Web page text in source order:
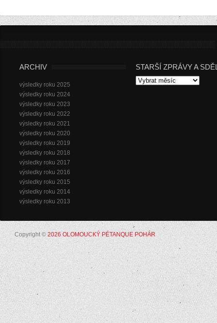
ARCHIV
výsledky roku 2025
výsledky roku 2024
výsledky roku 2023
výsledky roku 2022
výsledky roku 2021
výsledky roku 2020
výsledky roku 2019
výsledky roku 2018
výsledky roku 2017
výsledky roku 2016
výsledky roku 2015
výsledky roku 2014
výsledky roku 2013
STARŠÍ ZPRÁVY A
Starší
zprávy
Copyright © 2026 OLOMOUCKÝ PÉTANQUE POHÁR